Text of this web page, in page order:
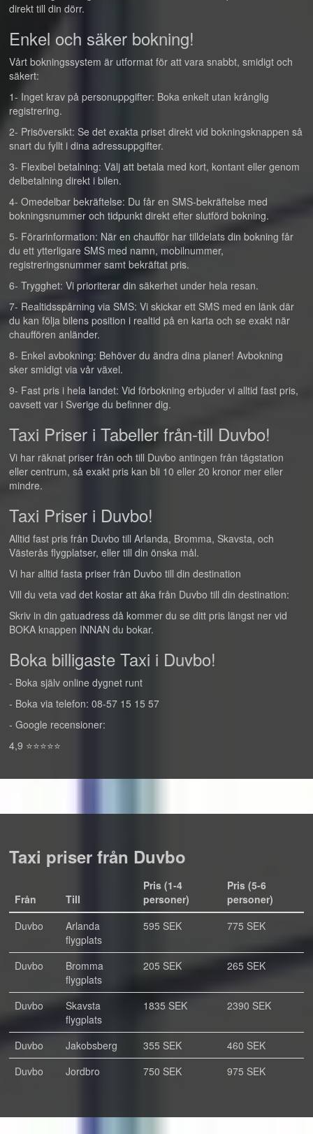
direkt till din dörr.
Enkel och säker bokning!
Vårt bokningssystem är utformat för att vara snabbt, smidigt och
säkert:
1- Inget krav på personuppgifter: Boka enkelt utan krånglig
registrering.
2- Prisöversikt: Se det exakta priset direkt vid bokningsknappen så
snart du fyllt i dina adressuppgifter.
3- Flexibel betalning: Välj att betala med kort, kontant eller genom
delbetalning direkt i bilen.
4- Omedelbar bekräftelse: Du får en SMS-bekräftelse med
bokningsnummer och tidpunkt direkt efter slutförd bokning.
5- Förarinformation: När en chaufför har tilldelats din bokning får
du ett ytterligare SMS med namn, mobilnummer,
registreringsnummer samt bekräftat pris.
6- Trygghet: Vi prioriterar din säkerhet under hela resan.
7- Realtidsspårning via SMS: Vi skickar ett SMS med en länk där
du kan följa bilens position i realtid på en karta och se exakt när
chauffören anländer.
8- Enkel avbokning: Behöver du ändra dina planer! Avbokning
sker smidigt via vår växel.
9- Fast pris i hela landet: Vid förbokning erbjuder vi alltid fast pris,
oavsett var i Sverige du befinner dig.
Taxi Priser i Tabeller från-till Duvbo!
Vi har räknat priser från och till Duvbo antingen från tågstation
eller centrum, så exakt pris kan bli 10 eller 20 kronor mer eller
mindre.
Taxi Priser i Duvbo!
Alltid fast pris från Duvbo till Arlanda, Bromma, Skavsta, och
Västerås flygplatser, eller till din önska mål.
Vi har alltid fasta priser från Duvbo till din destination
Vill du veta vad det kostar att åka från Duvbo till din destination:
Skriv in din gatuadress då kommer du se ditt pris längst ner vid
BOKA knappen INNAN du bokar.
Boka billigaste Taxi i Duvbo!
- Boka själv online dygnet runt
- Boka via telefon: 08-57 15 15 57
- Google recensioner:
4,9 ⭐⭐⭐⭐⭐
Taxi priser från Duvbo
Från Till
Pris (1-4
personer)
Pris (5-6
personer)
Duvbo
Arlanda
flygplats
595 SEK 775 SEK
Duvbo
Bromma
flygplats
205 SEK 265 SEK
Duvbo
Skavsta
flygplats
1835 SEK 2390 SEK
Duvbo Jakobsberg 355 SEK
460 SEK
Duvbo
Jordbro 750 SEK 975 SEK